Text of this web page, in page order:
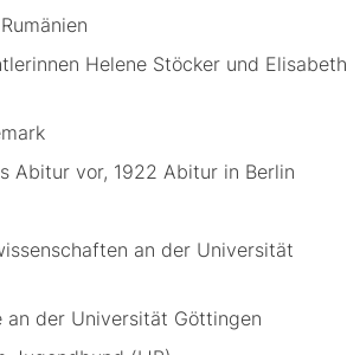
Helene Stöcker und Elisabeth
Abitur vor, 1922 Abitur in Berlin
an der Universität
an der Universität Göttingen